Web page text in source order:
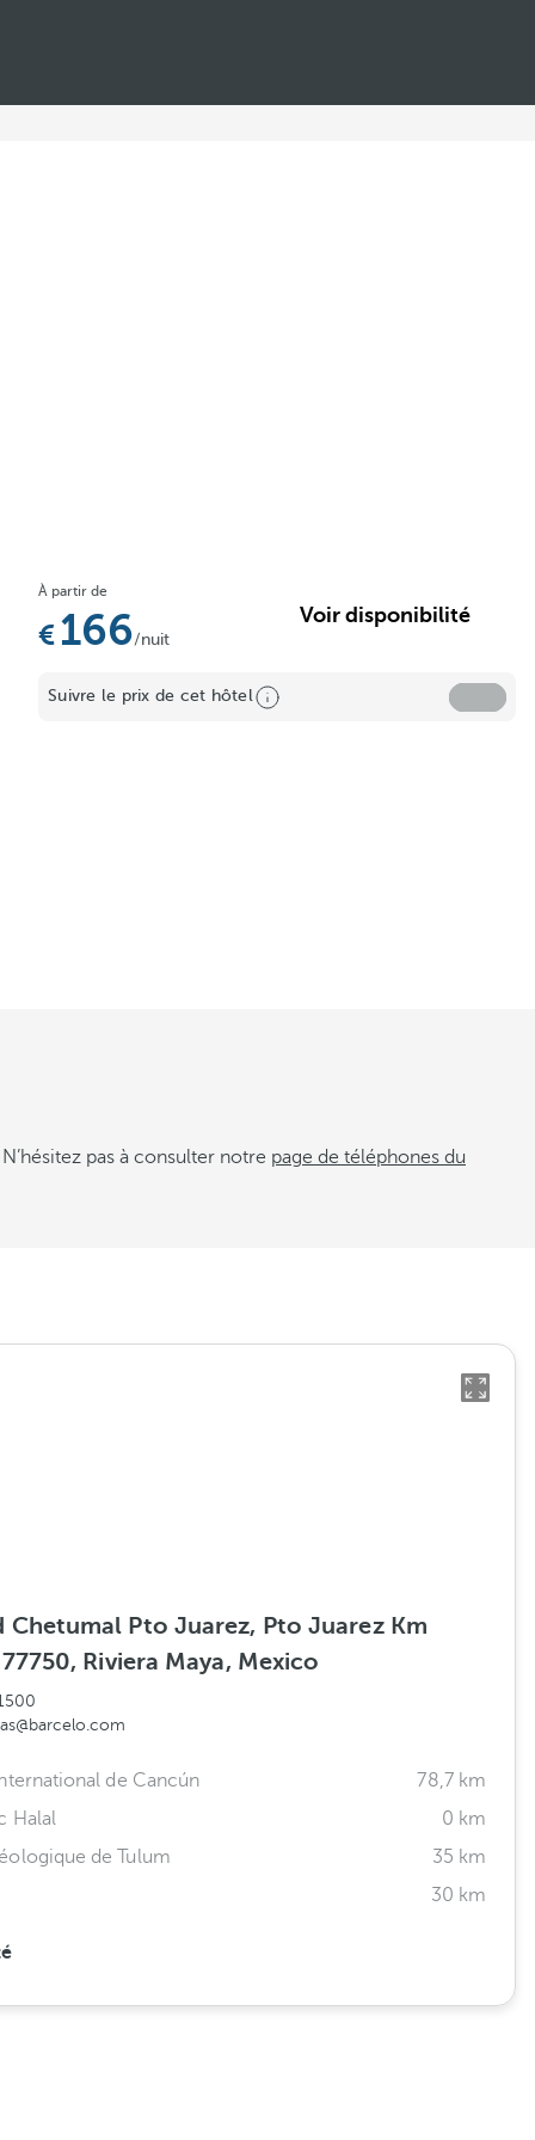
À partir de
166/nuit
Voir disponibilité
Suivre le prix de cet hôtel
pas à consulter notre page de téléphones du
Chetumal Pto Juarez, Pto Juarez Km
Riviera Maya, Mexico
de Cancún
78,7 km
Halal
0 km
de Tulum
35 km
30 km